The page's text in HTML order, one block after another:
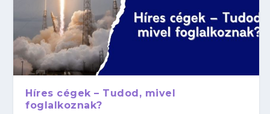
Híres cégek – Tudod, mivel
foglalkoznak?